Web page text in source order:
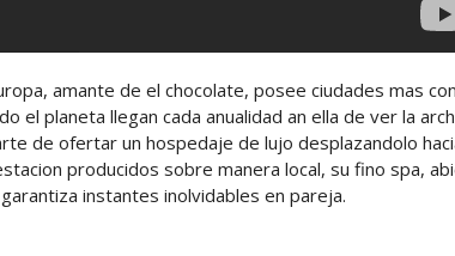
amante de el chocolate, posee ciudades mas
el planeta llegan cada anualidad an ella de ver la
de ofertar un hospedaje de lujo desplazandolo
producidos sobre manera local, su fino spa,
instantes inolvidables en pareja.